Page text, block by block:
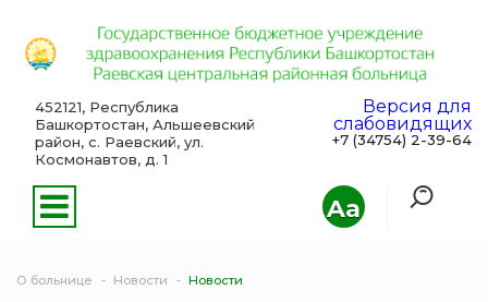
Aa
452121, Республика
Башкортостан, Альшеевский
район, с. Раевский, ул.
Космонавтов, д. 1
Версия для
слабовидящих
+7 (34754) 2-39-64
О больнице Новости Новости